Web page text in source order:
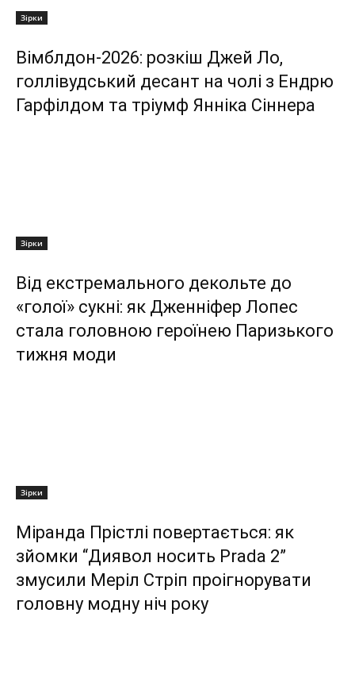
Зірки
Вімблдон-2026: розкіш Джей Ло,
голлівудський десант на чолі з Ендрю
Гарфілдом та тріумф Янніка Сіннера
Зірки
Від екстремального декольте до
«голої» сукні: як Дженніфер Лопес
стала головною героїнею Паризького
тижня моди
Зірки
Міранда Прістлі повертається: як
зйомки “Диявол носить Prada 2”
змусили Меріл Стріп проігнорувати
головну модну ніч року